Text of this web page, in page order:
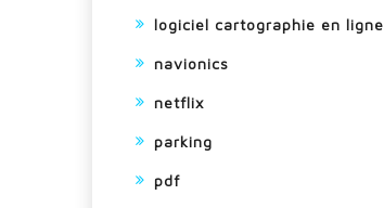
logiciel cartographie en ligne
navionics
netflix
parking
pdf